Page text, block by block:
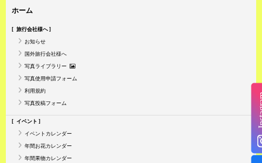
ホーム
旅行会社様へ
お知らせ
国外旅行会社様へ
写真ライブラリー
写真使用申請フォーム
利用規約
写真投稿フォーム
イベント
イベントカレンダー
年間お花カレンダー
年間果物カレンダー